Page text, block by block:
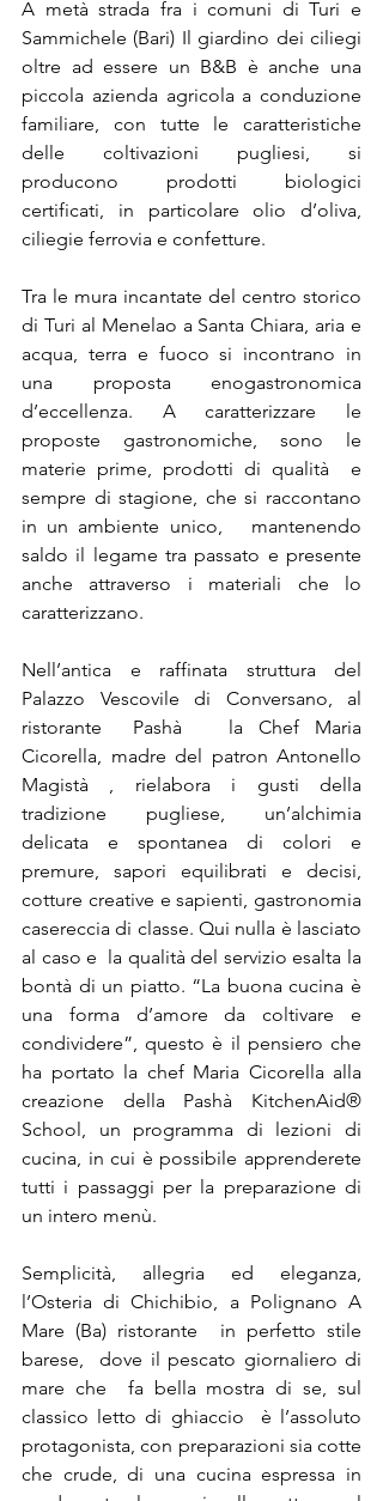
A metà strada fra i comuni di Turi e
Sammichele (Bari) Il giardino dei ciliegi
oltre ad essere un B&B è anche una
piccola azienda agricola a conduzione
familiare, con tutte le caratteristiche
delle coltivazioni pugliesi, si
producono prodotti biologici
certificati, in particolare olio d’oliva,
ciliegie ferrovia e confetture.
Tra le mura incantate del centro storico
di Turi al Menelao a Santa Chiara, aria e
acqua, terra e fuoco si incontrano in
una proposta enogastronomica
d’eccellenza. A caratterizzare le
proposte gastronomiche, sono le
materie prime, prodotti di qualità  e
sempre di stagione, che si raccontano
in un ambiente unico,   mantenendo
saldo il legame tra passato e presente
anche attraverso i materiali che lo
caratterizzano.
Nell’antica e raffinata struttura del
Palazzo Vescovile di Conversano, al
ristorante  Pashà   la Chef Maria
Cicorella, madre del patron Antonello
Magistà , rielabora i gusti della
tradizione pugliese, un’alchimia
delicata e spontanea di colori e
premure, sapori equilibrati e decisi,
cotture creative e sapienti, gastronomia
casereccia di classe. Qui nulla è lasciato
al caso e  la qualità del servizio esalta la
bontà di un piatto. “La buona cucina è
una forma d’amore da coltivare e
condividere”, questo è il pensiero che
ha portato la chef Maria Cicorella alla
creazione della Pashà KitchenAid®
School, un programma di lezioni di
cucina, in cui è possibile apprenderete
tutti i passaggi per la preparazione di
un intero menù.
Semplicità, allegria ed eleganza,
l’Osteria di Chichibio, a Polignano A
Mare (Ba) ristorante  in perfetto stile
barese,  dove il pescato giornaliero di
mare che  fa bella mostra di se, sul
classico letto di ghiaccio  è l’assoluto
protagonista, con preparazioni sia cotte
che crude, di una cucina espressa in